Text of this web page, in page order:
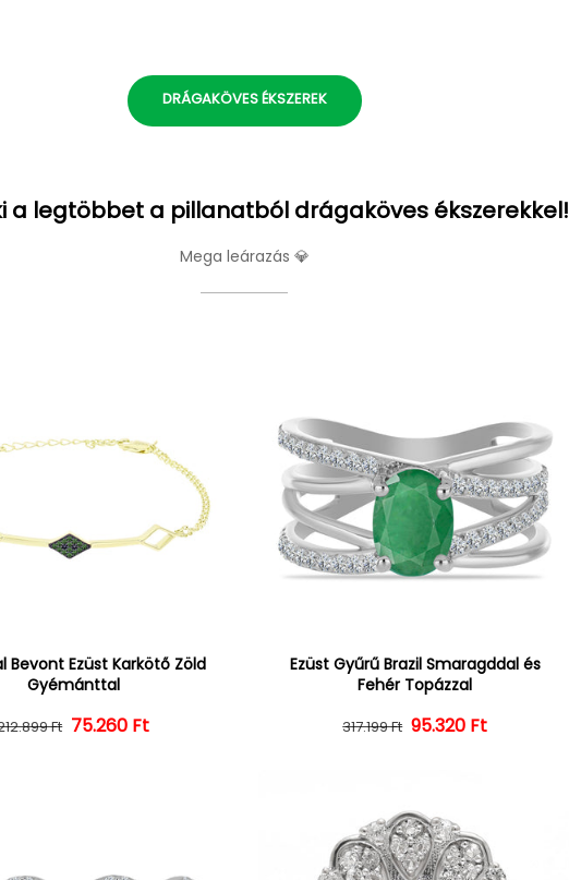
DRÁGAKÖVES ÉKSZEREK
a legtöbbet a pillanatból drágaköves ékszerekkel!
Mega leárazás 💎
Bevont Ezüst Karkötő Zöld
Gyémánttal
Normál ár
Ft Kedvezményes ár
75.260 Ft
Ezüst Gyűrű Brazil Smaragddal és
Fehér Topázzal
Normál ár
317.199 Ft Kedvezményes ár
95.320 Ft